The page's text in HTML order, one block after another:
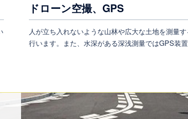
ドローン空撮、GPS
人が立ち入れないような山林や広大な土地を測量
行います。また、水深がある深浅測量ではGPS装